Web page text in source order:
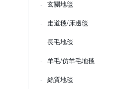
玄關地毯
走道毯/床邊毯
長毛地毯
羊毛/仿羊毛地毯
絲質地毯